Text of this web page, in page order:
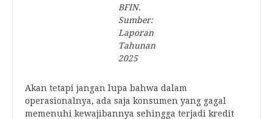
BFIN.
Sumber:
Laporan
Tahunan
2025
Akan tetapi jangan lupa bahwa dalam
operasionalnya, ada saja konsumen yang gagal
memenuhi kewajibannya sehingga terjadi kredit